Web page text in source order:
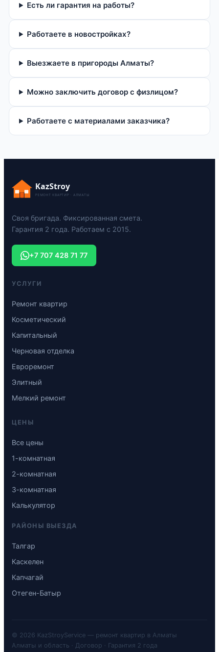
Есть ли гарантия на работы?
Работаете в новостройках?
Выезжаете в пригороды Алматы?
Можно заключить договор с физлицом?
Работаете с материалами заказчика?
KazStroy
РЕМОНТ КВАРТИР · АЛМАТЫ
Своя бригада. Фиксированная смета.
Гарантия 2 года. Работаем с 2015.
+7 707 428 71 77
УСЛУГИ
Ремонт квартир
Косметический
Капитальный
Черновая отделка
Евроремонт
Элитный
Мелкий ремонт
ЦЕНЫ
Все цены
1-комнатная
2-комнатная
3-комнатная
Калькулятор
РАЙОНЫ ВЫЕЗДА
Талгар
Каскелен
Капчагай
Отеген-Батыр
© 2026 KazStroyService — ремонт квартир в Алматы
Алматы и область · Договор · Гарантия 2 года